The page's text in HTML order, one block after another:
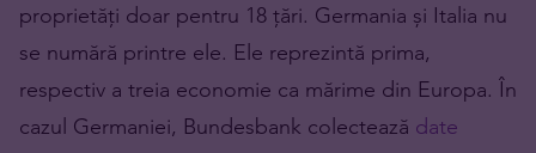
proprietăți doar pentru 18 țări. Germania și Italia nu
se numără printre ele. Ele reprezintă prima,
respectiv a treia economie ca mărime din Europa. În
cazul Germaniei, Bundesbank colectează date